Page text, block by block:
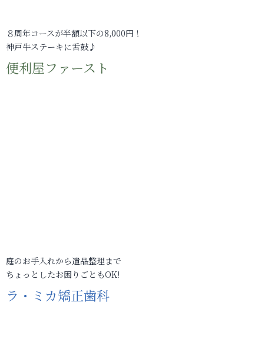
８周年コースが半額以下の8,000円！
神戸牛ステーキに舌鼓♪
便利屋ファースト
庭のお手入れから遺品整理まで
ちょっとしたお困りごともOK!
ラ・ミカ矯正歯科